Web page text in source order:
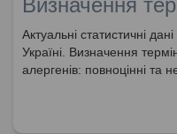
Актуальні статистичні
Україні. Визначення
алергенів: повноцінні та